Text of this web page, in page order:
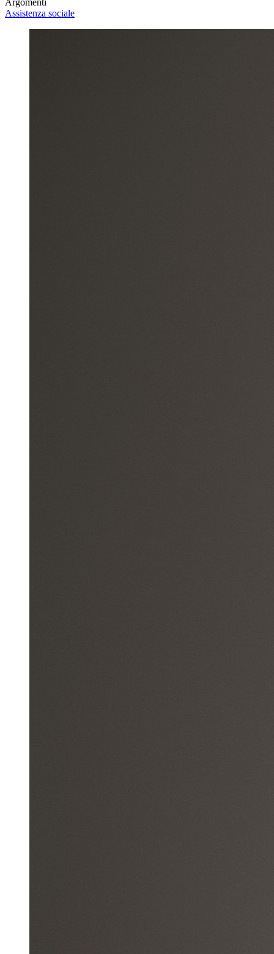
Assistenza sociale